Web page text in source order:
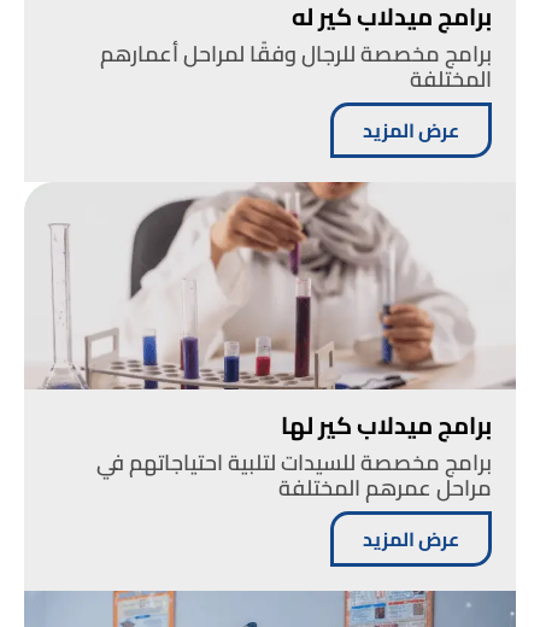
برامج ميدلاب كير له
برامج مخصصة للرجال وفقًا لمراحل أعمارهم
المختلفة
عرض المزيد
برامج ميدلاب كير لها
برامج مخصصة للسيدات لتلبية احتياجاتهم في
مراحل عمرهم المختلفة
عرض المزيد